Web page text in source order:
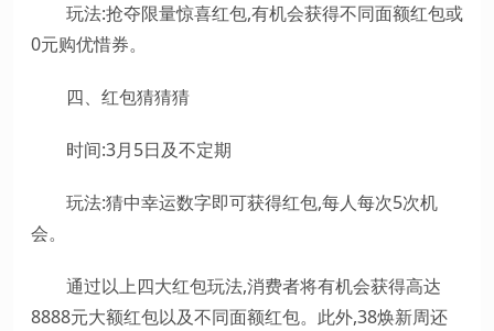
玩法:抢夺限量惊喜红包,有机会获得不同面额红包或
0元购优惜券。
四、红包猜猜猜
时间:3月5日及不定期
玩法:猜中幸运数字即可获得红包,每人每次5次机
会。
通过以上四大红包玩法,消费者将有机会获得高达
8888元大额红包以及不同面额红包。此外,38焕新周还